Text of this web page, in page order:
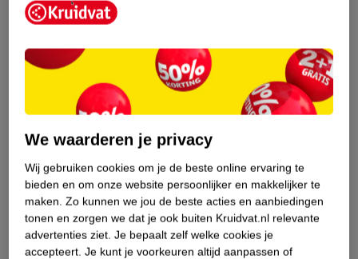
Productinformatie
Etiketinformatie
Nature Impact Score
Dit product heeft (nog) geen Nature
Impact Score.
Meer informatie
Bestel & Bezorginformatie
We waarderen je privacy
Wij gebruiken cookies om je de beste online ervaring te
bieden en om onze website persoonlijker en makkelijker te
maken. Zo kunnen we jou de beste acties en aanbiedingen
tonen en zorgen we dat je ook buiten Kruidvat.nl relevante
advertenties ziet. Je bepaalt zelf welke cookies je
accepteert. Je kunt je voorkeuren altijd aanpassen of